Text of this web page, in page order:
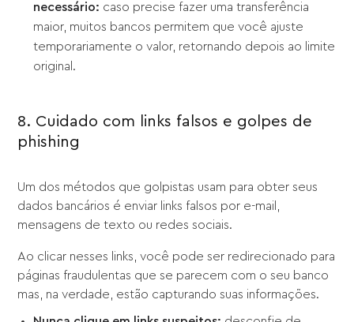
necessário: caso precise fazer uma transferência
maior, muitos bancos permitem que você ajuste
temporariamente o valor, retornando depois ao limite
original.
8. Cuidado com links falsos e golpes de
phishing
Um dos métodos que golpistas usam para obter seus
dados bancários é enviar links falsos por e-mail,
mensagens de texto ou redes sociais.
Ao clicar nesses links, você pode ser redirecionado para
páginas fraudulentas que se parecem com o seu banco
mas, na verdade, estão capturando suas informações.